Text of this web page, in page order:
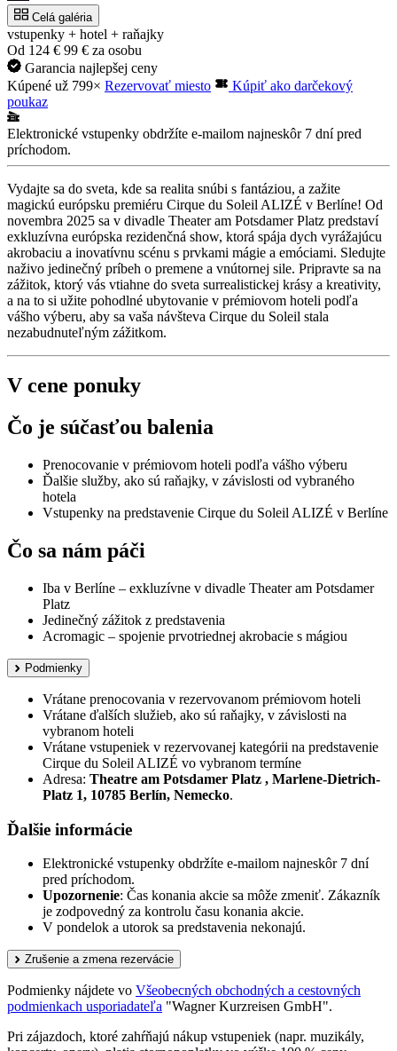
Celá galéria
vstupenky + hotel + raňajky
Od 124 € 99 € za osobu
Garancia najlepšej ceny
Kúpené už 799× Rezervovať miesto
Kúpiť ako darčekový
poukaz
Elektronické vstupenky obdržíte e-mailom najneskôr 7 dní pred
príchodom.
Vydajte sa do sveta, kde sa realita snúbi s fantáziou, a zažite
magickú európsku premiéru Cirque du Soleil ALIZÉ v Berlíne! Od
novembra 2025 sa v divadle Theater am Potsdamer Platz predstaví
exkluzívna európska rezidenčná show, ktorá spája dych vyrážajúcu
akrobaciu a inovatívnu scénu s prvkami mágie a emóciami. Sledujte
naživo jedinečný príbeh o premene a vnútornej sile. Pripravte sa na
zážitok, ktorý vás vtiahne do sveta surrealistickej krásy a kreativity,
a na to si užite pohodlné ubytovanie v prémiovom hoteli podľa
vášho výberu, aby sa vaša návšteva Cirque du Soleil stala
nezabudnuteľným zážitkom.
V cene ponuky
Čo je súčasťou balenia
Prenocovanie v prémiovom hoteli podľa vášho výberu
Ďalšie služby, ako sú raňajky, v závislosti od vybraného
hotela
Vstupenky na predstavenie Cirque du Soleil ALIZÉ v Berlíne
Čo sa nám páči
Iba v Berlíne – exkluzívne v divadle Theater am Potsdamer
Platz
Jedinečný zážitok z predstavenia
Acromagic – spojenie prvotriednej akrobacie s mágiou
Podmienky
Vrátane prenocovania v rezervovanom prémiovom hoteli
Vrátane ďalších služieb, ako sú raňajky, v závislosti na
vybranom hoteli
Vrátane vstupeniek v rezervovanej kategórii na predstavenie
Cirque du Soleil ALIZÉ vo vybranom termíne
Adresa: Theatre am Potsdamer Platz , Marlene-Dietrich-
Platz 1, 10785 Berlín, Nemecko.
Ďalšie informácie
Elektronické vstupenky obdržíte e-mailom najneskôr 7 dní
pred príchodom.
Upozornenie: Čas konania akcie sa môže zmeniť. Zákazník
je zodpovedný za kontrolu času konania akcie.
V pondelok a utorok sa predstavenia nekonajú.
Zrušenie a zmena rezervácie
Podmienky nájdete vo Všeobecných obchodných a cestovných
podmienkach usporiadateľa "Wagner Kurzreisen GmbH".
Pri zájazdoch, ktoré zahŕňajú nákup vstupeniek (napr. muzikály,